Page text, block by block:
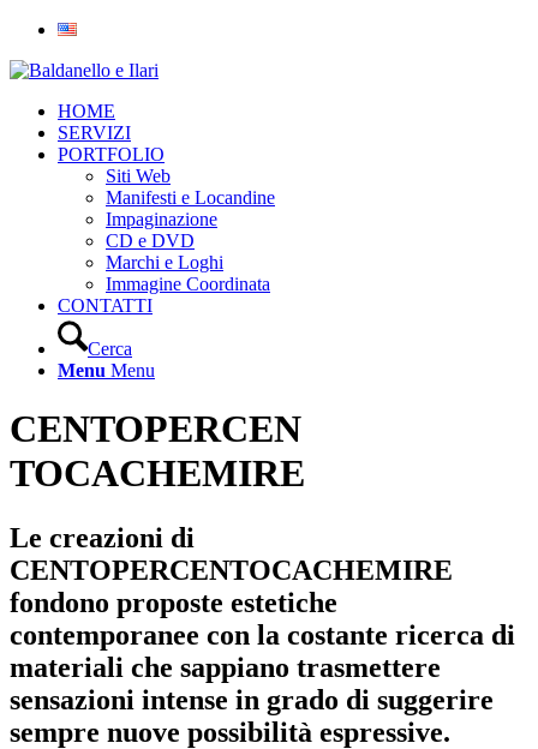
HOME
SERVIZI
PORTFOLIO
Siti Web
Manifesti e Locandine
Impaginazione
CD e DVD
Marchi e Loghi
Immagine Coordinata
CONTATTI
Cerca
Menu Menu
CENTOPERCEN
TOCACHEMIRE
Le creazioni di
CENTOPERCENTOCACHEMIRE
fondono proposte estetiche
contemporanee con la costante ricerca di
materiali che sappiano trasmettere
sensazioni intense in grado di suggerire
sempre nuove possibilità espressive.